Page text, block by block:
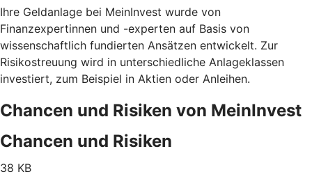
Ihre Geldanlage bei MeinInvest wurde von
Finanzexpertinnen und -experten auf Basis von
wissenschaftlich fundierten Ansätzen entwickelt. Zur
Risikostreuung wird in unterschiedliche Anlageklassen
investiert, zum Beispiel in Aktien oder Anleihen.
Chancen und Risiken von MeinInvest
Chancen und Risiken
38 KB